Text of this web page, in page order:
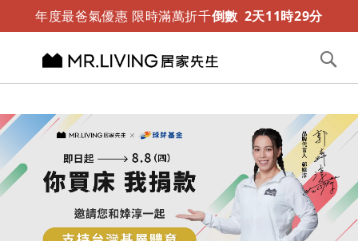
年度最爸氣優惠 限時滿萬折千倒數 2天11時29分
容